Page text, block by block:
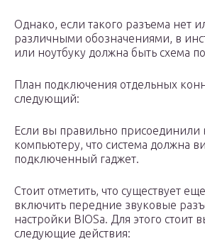
Однако, если такого разъема нет
различными обозначениями, в
или ноутбуку должна быть схема
План подключения отдельных
следующий:
Если вы правильно присоединили
компьютеру, что система должна
подключенный гаджет.
Стоит отметить, что существует
включить передние звуковые
настройки BIOSа. Для этого стоит
следующие действия: